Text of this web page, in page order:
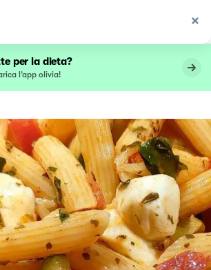
per la dieta?
l’app olivia!